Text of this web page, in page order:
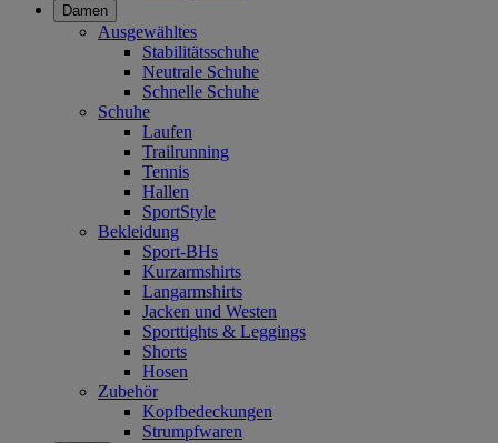
Damen
Ausgewähltes
Stabilitätsschuhe
Neutrale Schuhe
Schnelle Schuhe
Schuhe
Laufen
Trailrunning
Tennis
Hallen
SportStyle
Bekleidung
Sport-BHs
Kurzarmshirts
Langarmshirts
Jacken und Westen
Sporttights & Leggings
Shorts
Hosen
Zubehör
Kopfbedeckungen
Strumpfwaren